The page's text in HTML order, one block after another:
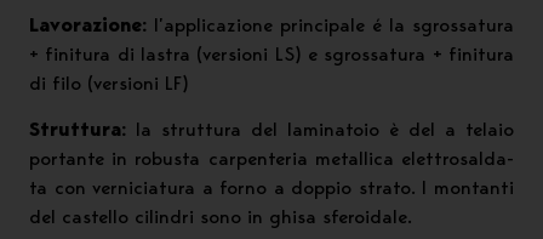
Lavorazione: l’applicazione principale é la sgrossatura
+ finitura di lastra (versioni LS) e sgrossatura + finitura
di filo (versioni LF)
Struttura: la struttura del laminatoio è del a telaio
portante in robusta carpenteria metallica elettrosalda-
ta con verniciatura a forno a doppio strato. I montanti
del castello cilindri sono in ghisa sferoidale.